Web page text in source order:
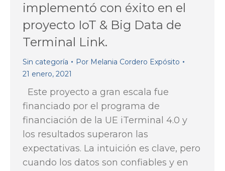
implementó con éxito en el
proyecto IoT & Big Data de
Terminal Link.
Sin categoría Por Melania Cordero Expósito
21 enero, 2021
Este proyecto a gran escala fue
financiado por el programa de
financiación de la UE iTerminal 4.0 y
los resultados superaron las
expectativas. La intuición es clave, pero
cuando los datos son confiables y en